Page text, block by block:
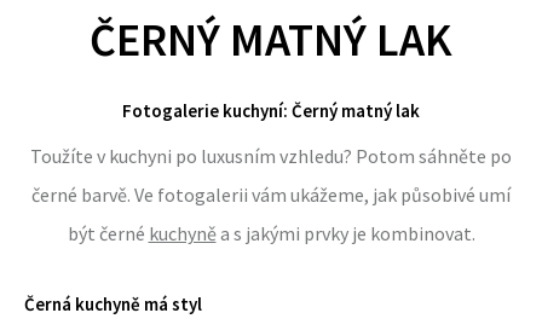
ČERNÝ MATNÝ LAK
Fotogalerie kuchyní: Černý matný lak
Toužíte v kuchyni po luxusním vzhledu? Potom sáhněte po
černé barvě. Ve fotogalerii vám ukážeme, jak působivé umí
být černé kuchyněa s jakými prvky je kombinovat.
Černá kuchyně má styl